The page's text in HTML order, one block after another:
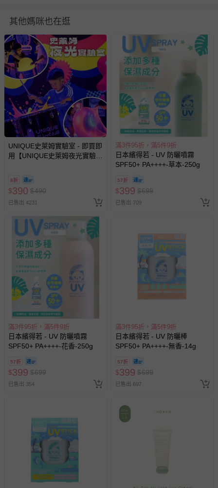
並點選『我要退貨』即可進行申請。若有相關退貨問題，請
至媽咪愛LINE@客服ID: @mamilove
與服務，謝謝。
針對滿件折/滿額贈…等活動，如因部份退貨，而該訂單保
留商品未達活動門檻，將以原價計算，活動贈品亦需一併退
回。
部分商品依據消費者保護法的規定，不適用七天鑑賞期/猶
豫期範圍：
易於腐敗、保存期限較短或解約時即將逾期（例如生鮮
商品、食品等）。
客製化商品（例如客製生日書、姓名貼等）。
報紙、期刊或雜誌（惟書籍如經拆封、使用，則酌收整
經消費者拆封之影音商品或電腦軟體（例如 DVD、CD
等）。
非以有形媒介提供之數位內容或一經提供即為完成之線
上服務，經消費者事先同意始提供（例如線上課程、遊
戲或活動點數等）。
已拆封之以下類型商品：
-個人衛生用品（例如尿布、貼身衣物、泳裝、襪子、地
墊、寢具類等）。
-新生兒親膚衣物（嬰幼兒包巾與背巾、包屁衣、學習
褲、紗布衣等）。
-接觸性孕哺產品（奶嘴、奶瓶、擠乳器、哺乳衣、托腹
帶束縛衣、餐搖椅等）。
-其他原廠盒裝商品封口處已貼上「不可拆封」，或具警
示字句等說明貼紙、封條者。
國際航空、客運、訂房等服務。
相關的退換貨辦理流程，可詳見：退換貨 & 退款問題
運送服務：目前提供的運送僅限台灣本島。如您位於離島地
區，可能會無法配送，或須依據商品需加收離島運費。廠商
亦保留出貨與否的權利。離島、偏遠地區、樓層親送等加價
費用，可能會另需加收。
商品實際的配達日期，可於訂單個人資料內的查詢訂單內，
已出貨通知之訊息為主。
其他媽咪也在逛
UNIQUE史萊姆實驗室 - 即買即
用【UNIQUE史萊姆夜光實驗室
8/30 (電子票券，於展期現場憑
訂單編號兌換，逾期作廢) (大
人小孩均一價(3歲以上需購票))
8折
$390 $490
已售出 4231
滿3件95折，滿5件9折
日本繽得若 - UV 防曬噴霧
SPF50+ PA++++-草本-250g
57折
$399 $699
已售出 709
滿3件95折，滿5件9折
日本繽得若 - UV 防曬噴霧
SPF50+ PA++++-花香-250g
57折
$399 $699
已售出 354
滿3件95折，滿5件9折
日本繽得若 - UV 防曬棒
SPF50+ PA++++-無香-14g
57折
$399 $699
已售出 697